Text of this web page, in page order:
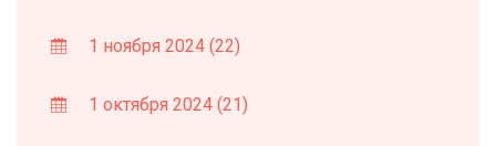
1 ноября 2024 (22)
1 октября 2024 (21)